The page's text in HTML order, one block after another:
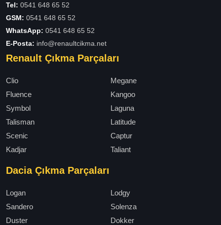
Tel: 0541 648 65 52
GSM: 0541 648 65 52
WhatsApp: 0541 648 65 52
E-Posta: info@renaultcikma.net
Renault Çıkma Parçaları
Clio
Megane
Fluence
Kangoo
Symbol
Laguna
Talisman
Latitude
Scenic
Captur
Kadjar
Taliant
Dacia Çıkma Parçaları
Logan
Lodgy
Sandero
Solenza
Duster
Dokker